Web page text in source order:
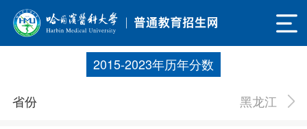
2015-2023年历年分数
省份 黑龙江